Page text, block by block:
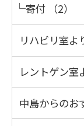
寄付 （2）
リハビリ室よ
レントゲン室
中島からのお